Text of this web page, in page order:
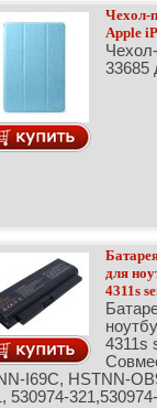
Чехол-
Apple
33685
для
4311s
4311s
I69C, HSTNN-
530974-